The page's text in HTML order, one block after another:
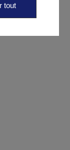
tout